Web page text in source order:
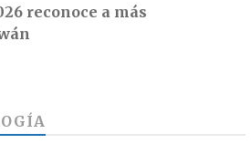
reconoce a más